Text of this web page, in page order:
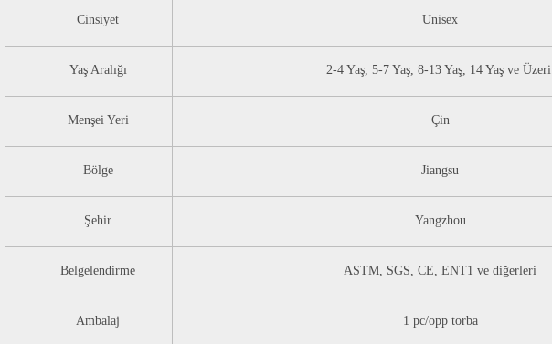
Cinsiyet Unisex
Yaş Aralığı 2-4 Yaş, 5-7 Yaş, 8-13 Yaş, 14 Yaş ve
Menşei Yeri Çin
Bölge Jiangsu
Şehir Yangzhou
Belgelendirme ASTM, SGS, CE, ENT1 ve diğerleri
Ambalaj 1 pc/opp torba